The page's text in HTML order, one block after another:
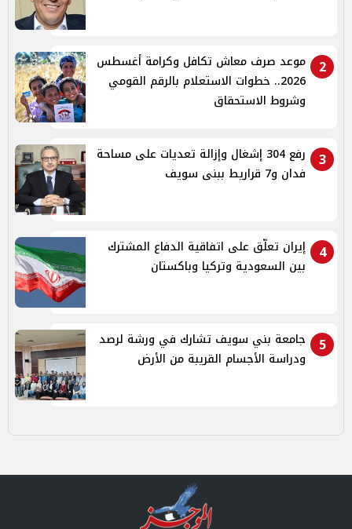
2
موعد صرف معاش تكافل وكرامة أغسطس
2026.. خطوات الاستعلام بالرقم القومي
وشروط الاستحقاق
3
رفع 304 إشغال وإزالة تعديات على مساحة
فدان و7 قراريط ببنى سويف
4
إيران تعلّق على اتفاقية الدفاع المشترك
بين السعودية وتركيا وباكستان
5
جامعة بني سويف تشارك في ورشة لرصد
ودراسة الأجسام القريبة من الأرض